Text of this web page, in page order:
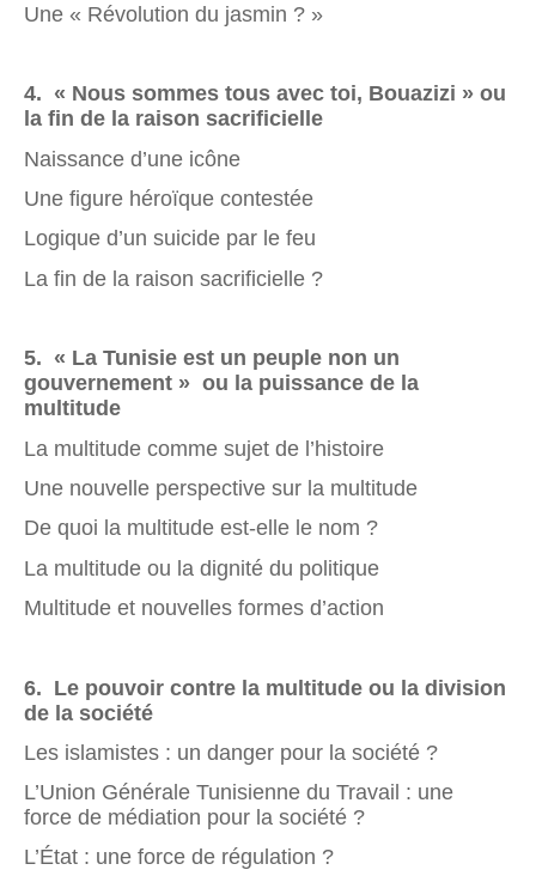
Une « Révolution du jasmin ? »
4. « Nous sommes tous avec toi, Bouazizi » ou
la fin de la raison sacrificielle
Naissance d’une icône
Une figure héroïque contestée
Logique d’un suicide par le feu
La fin de la raison sacrificielle ?
5. « La Tunisie est un peuple non un
gouvernement » ou la puissance de la
multitude
La multitude comme sujet de l’histoire
Une nouvelle perspective sur la multitude
De quoi la multitude est-elle le nom ?
La multitude ou la dignité du politique
Multitude et nouvelles formes d’action
6. Le pouvoir contre la multitude ou la division
de la société
Les islamistes : un danger pour la société ?
L’Union Générale Tunisienne du Travail : une
force de médiation pour la société ?
L’État : une force de régulation ?